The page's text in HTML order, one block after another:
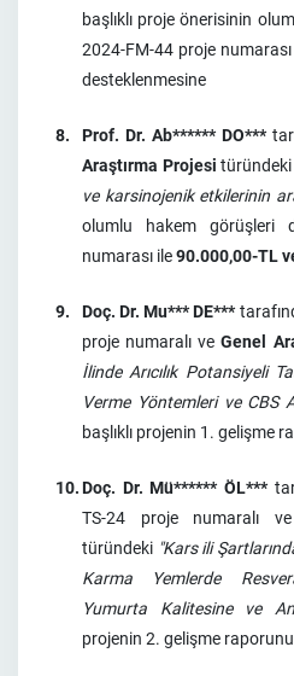
başlıklı proje önerisinin
2024-FM-44 proje
desteklenmesine
8. Prof. Dr. Ab****** DO***
Araştırma Projesi türündeki
ve karsinojenik etkilerinin
olumlu hakem görüşleri
numarası ile90.000,00-TL
9. Doç. Dr. Mu*** DE***
proje numaralı veGenel
İlinde Arıcılık Potansiyeli
Verme Yöntemleri ve CBS
başlıklı projenin 1. gelişme
10.Doç. Dr. Mü****** ÖL***
TS-24 proje numaralı
türündeki "Kars ili
Karma Yemlerde
Yumurta Kalitesine ve
projenin 2. gelişme